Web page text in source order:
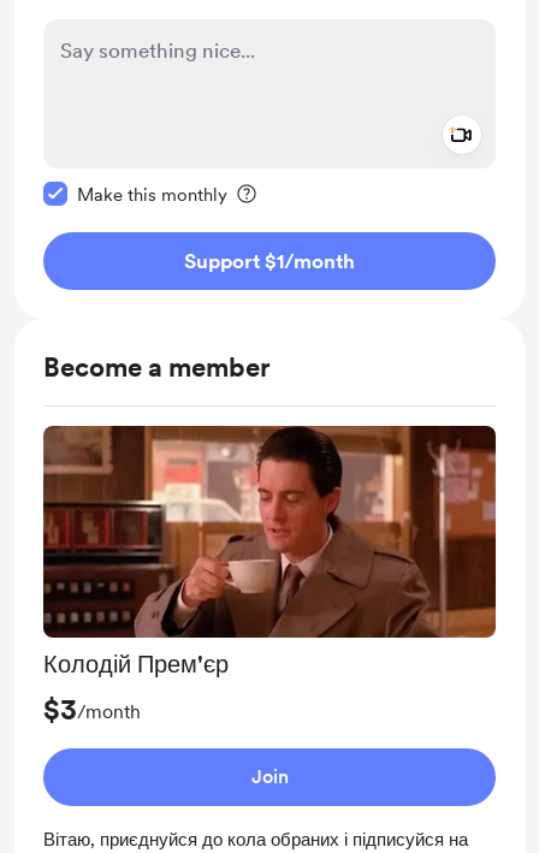
Make this monthly
Support $1/month
Become a member
Колодій Прем'єр
$3/month
Join
Вітаю, приєднуйся до кола обраних і підписуйся на